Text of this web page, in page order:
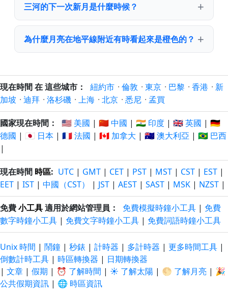
三河的下一次新月是什麼時候？
為什麼月亮在地平線附近有時看起來是橙色的？
現在時間 在 這些城市： 紐約市 · 倫敦 · 東京 · 巴黎 · 香港 · 新
加坡 · 迪拜 · 洛杉磯 · 上海 · 北京 · 悉尼 · 孟買
國家現在時間： 🇺🇸 美國 | 🇨🇳 中國 | 🇮🇳 印度 | 🇬🇧 英國 | 🇩🇪
德國 | 🇯🇵 日本 | 🇫🇷 法國 | 🇨🇦 加拿大 | 🇦🇺 澳大利亞 | 🇧🇷 巴西
|
現在時間 時區: UTC | GMT | CET | PST | MST | CST | EST |
EET | IST | 中國（CST） | JST | AEST | SAST | MSK | NZST |
免費小工具適用於網站管理員： 免費模擬時鐘小工具 | 免費
數字時鐘小工具 | 免費文字時鐘小工具 | 免費詞語時鐘小工具
Unix 時間 | 鬧鐘 | 秒錶 | 計時器 | 多計時器 | 更多時間工具 |
倒數計時工具 | 時區轉換器 | 日期轉換器
| 文章 | 假期 | ⏰ 了解時間 | ☀️ 了解太陽 | 🌕 了解月亮 | 🎉
公共假期資訊 | 🌐 時區資訊